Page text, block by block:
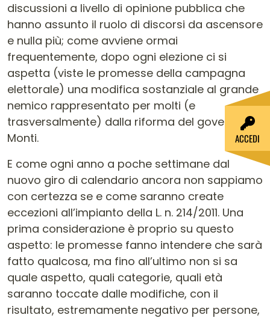
discussioni a livello di opinione pubblica che
hanno assunto il ruolo di discorsi da ascensore
e nulla più; come avviene ormai
frequentemente, dopo ogni elezione ci si
aspetta (viste le promesse della campagna
elettorale) una modifica sostanziale al grande
nemico rappresentato per molti (e
trasversalmente) dalla riforma del governo
Monti.
E come ogni anno a poche settimane dal
nuovo giro di calendario ancora non sappiamo
con certezza se e come saranno create
eccezioni all’impianto della L. n. 214/2011. Una
prima considerazione è proprio su questo
aspetto: le promesse fanno intendere che sarà
fatto qualcosa, ma fino all’ultimo non si sa
quale aspetto, quali categorie, quali età
saranno toccate dalle modifiche, con il
risultato, estremamente negativo per persone,
ACCEDI